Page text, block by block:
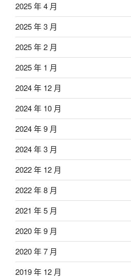
2025 年 4 月
2025 年 3 月
2025 年 2 月
2025 年 1 月
2024 年 12 月
2024 年 10 月
2024 年 9 月
2024 年 3 月
2022 年 12 月
2022 年 8 月
2021 年 5 月
2020 年 9 月
2020 年 7 月
2019 年 12 月